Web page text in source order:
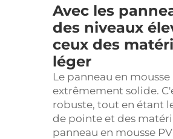
Avec les
des niveaux
ceux des
léger
Le panneau en
extrêmement solide.
robuste, tout en étant
de pointe et des
panneau en mousse